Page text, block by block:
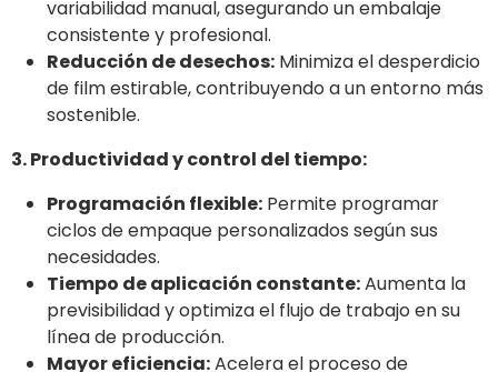
variabilidad manual, asegurando un embalaje
consistente y profesional.
Reducción de desechos: Minimiza el desperdicio
de film estirable, contribuyendo a un entorno más
sostenible.
3. Productividad y control del tiempo:
Programación flexible: Permite programar
ciclos de empaque personalizados según sus
necesidades.
Tiempo de aplicación constante:Aumenta la
previsibilidad y optimiza el flujo de trabajo en su
línea de producción.
Mayor eficiencia:Acelera el proceso de